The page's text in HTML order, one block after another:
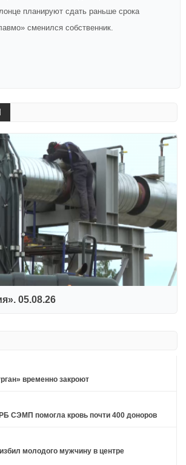
планируют сдать раньше срока
сменился собственник.
05.08.26
временно закроют
СЭМП помогла кровь почти 400 доноров
молодого мужчину в центре